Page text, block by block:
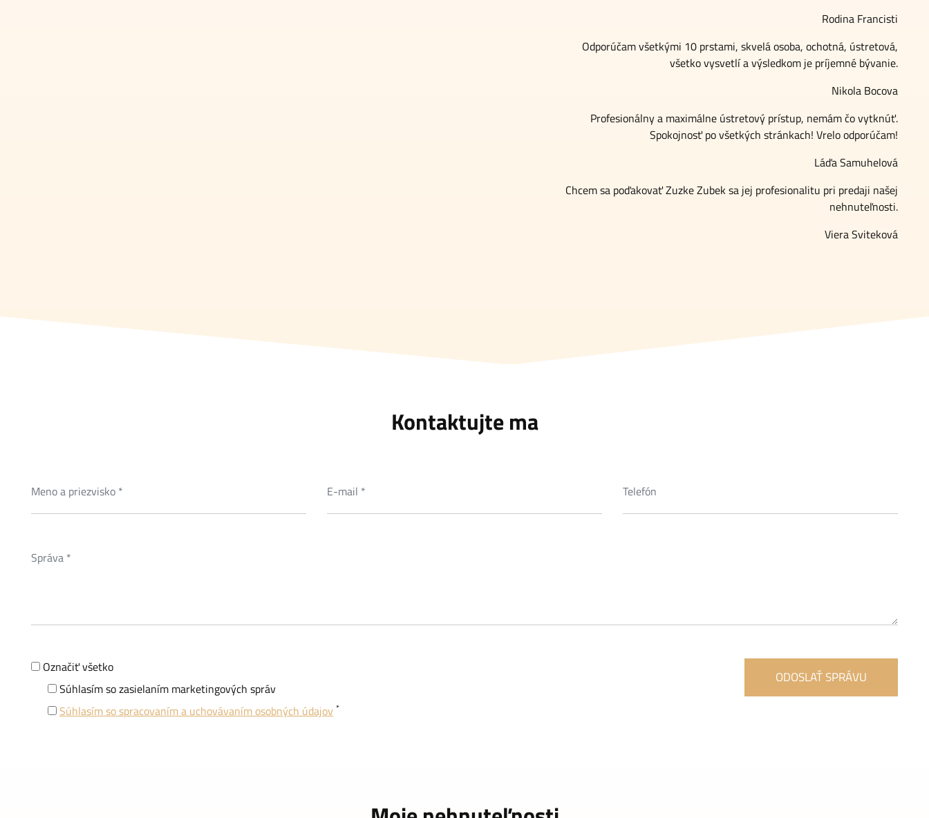
Rodina Francisti
Odporúčam všetkými 10 prstami, skvelá osoba, ochotná, ústretová,
všetko vysvetlí a výsledkom je príjemné bývanie.
Nikola Bocova
Profesionálny a maximálne ústretový prístup, nemám čo vytknúť.
Spokojnosť po všetkých stránkach! Vrelo odporúčam!
Láďa Samuhelová
Chcem sa poďakovať Zuzke Zubek sa jej profesionalitu pri predaji našej
nehnuteľnosti.
Viera Sviteková
Kontaktujte ma
Označiť všetko
Súhlasím so zasielaním marketingových správ
Súhlasím so spracovaním a uchovávaním osobných údajov *